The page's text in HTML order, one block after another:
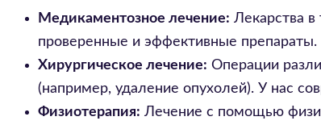
Медикаментозное лечение: Лекарства в
проверенные и эффективные препараты.
Хирургическое лечение: Операции
(например, удаление опухолей). У нас
Физиотерапия: Лечение с помощью